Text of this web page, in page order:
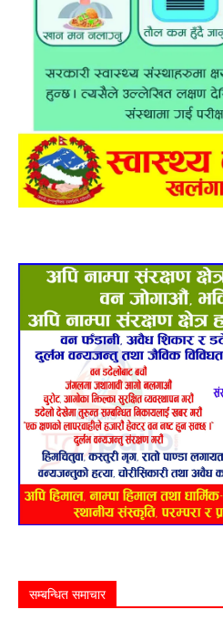
सम्बन्धित समाचार